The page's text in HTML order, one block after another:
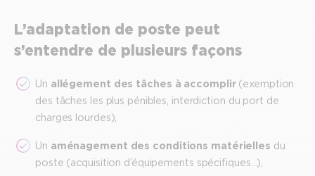
L’adaptation de poste peut
s’entendre de plusieurs façons
Un allégement des tâches à accomplir (exemption
des tâches les plus pénibles, interdiction du port de
charges lourdes),
Un aménagement des conditions matérielles du
poste (acquisition d’équipements spécifiques…),